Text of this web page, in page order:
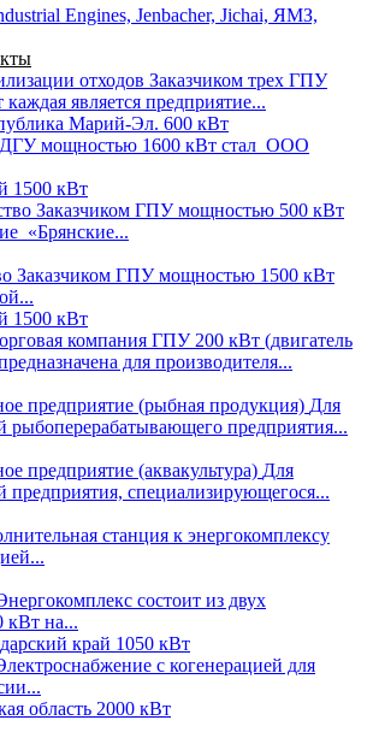
Engines, Jenbacher, Jichai, ЯМЗ,
отходов Заказчиком трех ГПУ
является предприятие...
Марий-Эл. 600 кВт
ДГУ мощностью 1600 кВт стал ООО
1500 кВт
Заказчиком ГПУ мощностью 500 кВт
«Брянские...
Заказчиком ГПУ мощностью 1500 кВт
1500 кВт
компания ГПУ 200 кВт (двигатель
для производителя...
предприятие (рыбная продукция) Для
рыбоперерабатывающего предприятия...
предприятие (аквакультура) Для
предприятия, специализирующегося...
станция к энергокомплексу
состоит из двух
кВт на...
край 1050 кВт
с когенерацией для
область 2000 кВт